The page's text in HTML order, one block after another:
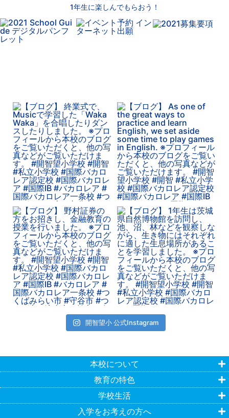
1年生に楽しんでもらおう！
開智望小 公式Instagram
本校について
教育の特色
学校生活
入学をお考えの方へ